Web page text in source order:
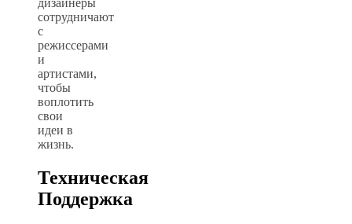
сотрудничают
с
режиссерами
и
артистами,
чтобы
воплотить
свои
идеи в
жизнь.
Техническая
Поддержка